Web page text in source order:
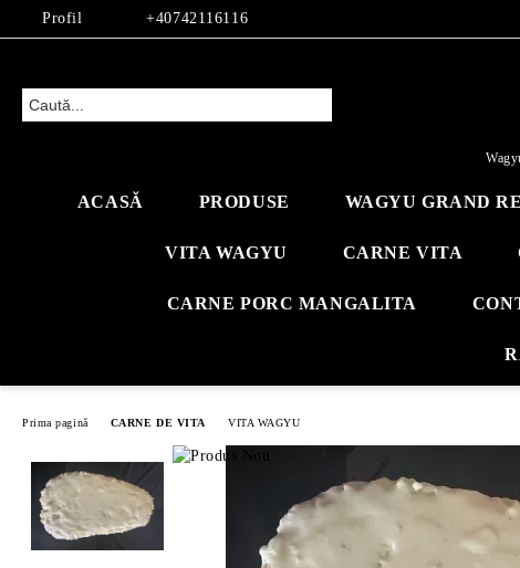
Profil +40742116116
ACASĂ PRODUSE WAGYU GRAND
VITA WAGYU CARNE VITA
CARNE PORC MANGALITA
Prima pagină CARNE DE VITA VITA WAGYU